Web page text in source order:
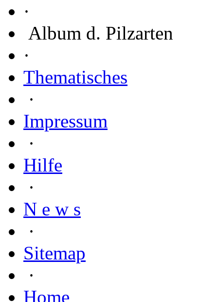
·
Album d. Pilzarten
·
Thematisches
·
Impressum
·
Hilfe
·
N e w s
·
Sitemap
·
Home